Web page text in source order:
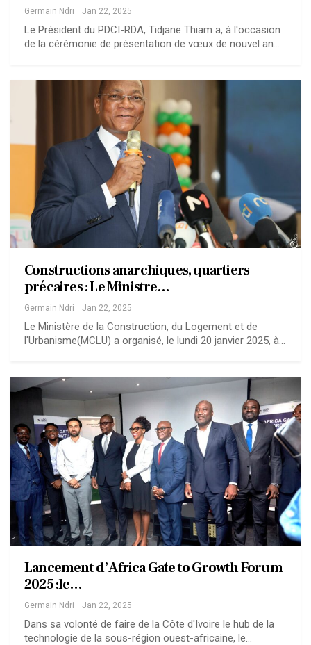
Germain Ndri Jan 22, 2025
Le Président du PDCI-RDA, Tidjane Thiam a, à l'occasion
de la cérémonie de présentation de vœux de nouvel an…
Constructions anarchiques, quartiers
précaires : Le Ministre…
Germain Ndri Jan 22, 2025
Le Ministère de la Construction, du Logement et de
l'Urbanisme(MCLU) a organisé, le lundi 20 janvier 2025, à…
Lancement d’Africa Gate to Growth Forum
2025 :le…
Germain Ndri Jan 22, 2025
Dans sa volonté de faire de la Côte d'Ivoire le hub de la
technologie de la sous-région ouest-africaine, le…